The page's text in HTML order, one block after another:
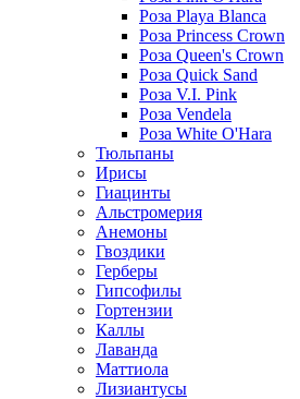
Роза Playa Blanca
Роза Princess Crown
Роза Queen's Crown
Роза Quick Sand
Роза V.I. Pink
Роза Vendela
Роза White O'Hara
Тюльпаны
Ирисы
Гиацинты
Альстромерия
Анемоны
Гвоздики
Герберы
Гипсофилы
Гортензии
Каллы
Лаванда
Маттиола
Лизиантусы